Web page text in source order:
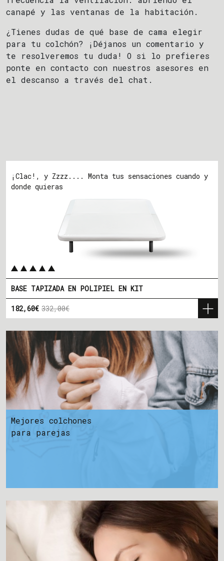
canapé y las ventanas de la habitación.
¿Tienes dudas de qué base de cama elegir
para tu colchón? ¡Déjanos un comentario y
te resolveremos tu duda! O si lo prefieres
ponte en contacto con nuestros asesores en
el descanso a través del chat.
BASE TAPIZADA EN POLIPIEL EN KIT
Precio
182,60€
Precio base
332,00€
¡Clac!, y Zzzz.... Monta tus sensaciones cuando y
donde quieras
Mejores colchones
para parejas